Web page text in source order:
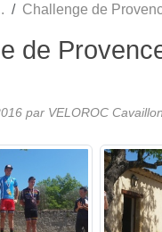
Challenge de
de
par VELOROC Cavaillon